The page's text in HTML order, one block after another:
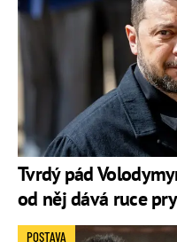
Tvrdý pád
od něj dává ruce
POSTAVA